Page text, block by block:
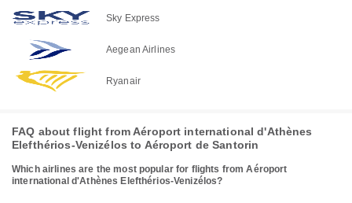
Sky Express
Aegean Airlines
Ryanair
FAQ about flight from Aéroport international d'Athènes
Elefthérios-Venizélos to Aéroport de Santorin
Which airlines are the most popular for flights from Aéroport
international d'Athènes Elefthérios-Venizélos?